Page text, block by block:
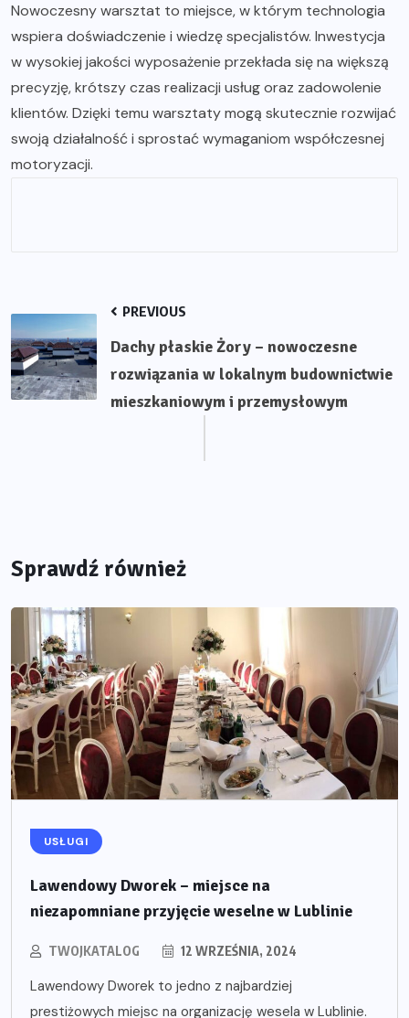
Nowoczesny warsztat to miejsce, w którym technologia
wspiera doświadczenie i wiedzę specjalistów. Inwestycja
w wysokiej jakości wyposażenie przekłada się na większą
precyzję, krótszy czas realizacji usług oraz zadowolenie
klientów. Dzięki temu warsztaty mogą skutecznie rozwijać
swoją działalność i sprostać wymaganiom współczesnej
motoryzacji.
PREVIOUS
Dachy płaskie Żory – nowoczesne
rozwiązania w lokalnym budownictwie
mieszkaniowym i przemysłowym
Sprawdź również
USŁUGI
Lawendowy Dworek – miejsce na
niezapomniane przyjęcie weselne w Lublinie
TWOJKATALOG 12 WRZEŚNIA, 2024
Lawendowy Dworek to jedno z najbardziej
prestiżowych miejsc na organizację wesela w Lublinie.